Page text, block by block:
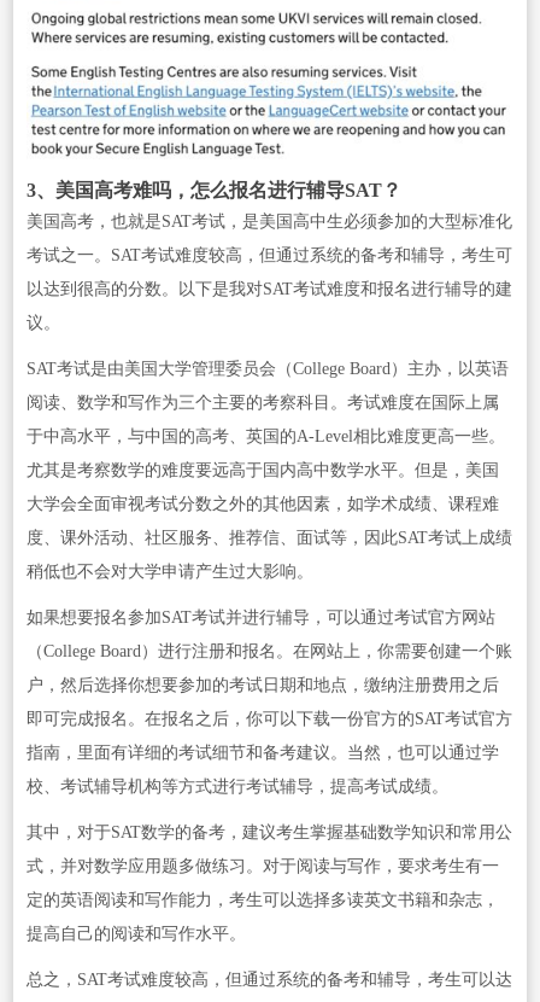
3、美国高考难吗，怎么报名进行辅导SAT？
美国高考，也就是SAT考试，是美国高中生必须参加的大型标准化
考试之一。SAT考试难度较高，但通过系统的备考和辅导，考生可
以达到很高的分数。以下是我对SAT考试难度和报名进行辅导的建
议。
SAT考试是由美国大学管理委员会（College Board）主办，以英语
阅读、数学和写作为三个主要的考察科目。考试难度在国际上属
于中高水平，与中国的高考、英国的A-Level相比难度更高一些。
尤其是考察数学的难度要远高于国内高中数学水平。但是，美国
大学会全面审视考试分数之外的其他因素，如学术成绩、课程难
度、课外活动、社区服务、推荐信、面试等，因此SAT考试上成绩
稍低也不会对大学申请产生过大影响。
如果想要报名参加SAT考试并进行辅导，可以通过考试官方网站
（College Board）进行注册和报名。在网站上，你需要创建一个账
户，然后选择你想要参加的考试日期和地点，缴纳注册费用之后
即可完成报名。在报名之后，你可以下载一份官方的SAT考试官方
指南，里面有详细的考试细节和备考建议。当然，也可以通过学
校、考试辅导机构等方式进行考试辅导，提高考试成绩。
其中，对于SAT数学的备考，建议考生掌握基础数学知识和常用公
式，并对数学应用题多做练习。对于阅读与写作，要求考生有一
定的英语阅读和写作能力，考生可以选择多读英文书籍和杂志，
提高自己的阅读和写作水平。
总之，SAT考试难度较高，但通过系统的备考和辅导，考生可以达